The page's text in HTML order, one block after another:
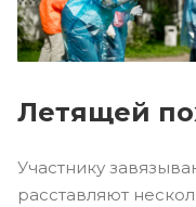
Летящей
Участнику
расставляют